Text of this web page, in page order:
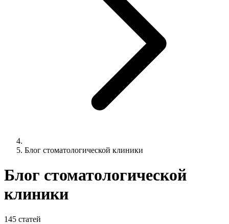
Блог стоматологической клиники
Блог стоматологической
клиники
145 статей